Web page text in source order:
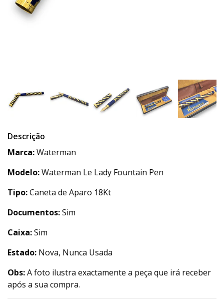
Descrição
Marca:Waterman
Modelo:Waterman Le Lady Fountain Pen
Tipo:Caneta de Aparo 18Kt
Documentos:Sim
Caixa:Sim
Estado: Nova, Nunca Usada
Obs:A foto ilustra exactamente a peça que irá receber
após a sua compra.